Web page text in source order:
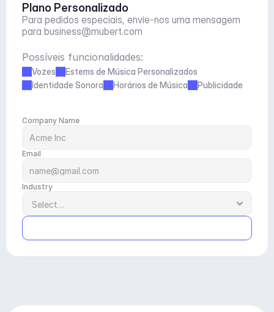
Plano Personalizado
Para pedidos especiais, envie-nos uma mensagem
para business@mubert.com
Possíveis funcionalidades:
Vozes
Estems de Música Personalizados
Identidade Sonora
Horários de Música Publicidade
Company Name
Email
Industry